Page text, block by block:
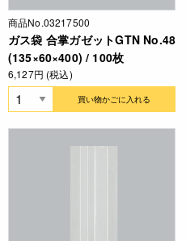
商品No.03217500
ガス袋 合掌ガゼットGTN No.48
(135×60×400) / 100枚
6,127円 (税込)
買い物かごに入れる